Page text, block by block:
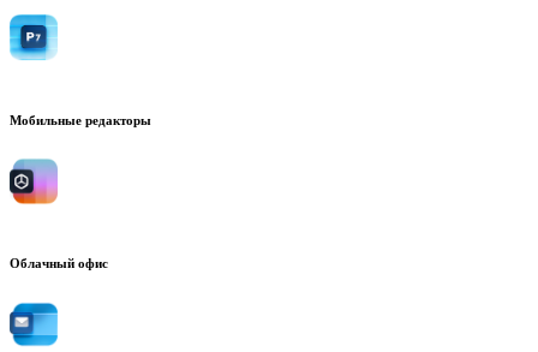
Мобильные редакторы
Облачный офис